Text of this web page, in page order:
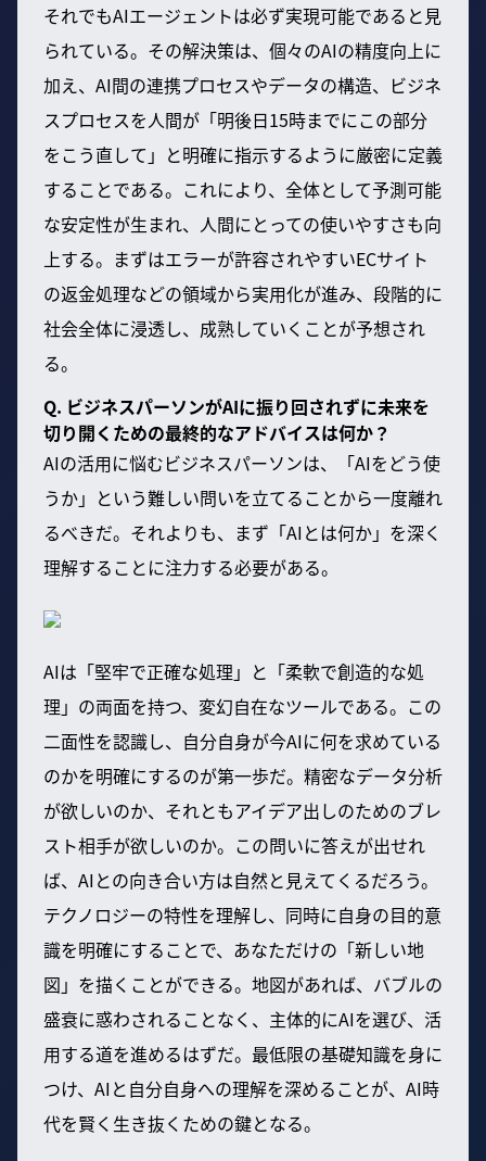
それでもAIエージェントは必ず実現可能であると見
られている。その解決策は、個々のAIの精度向上に
加え、AI間の連携プロセスやデータの構造、ビジネ
スプロセスを人間が「明後日15時までにこの部分
をこう直して」と明確に指示するように厳密に定義
することである。これにより、全体として予測可能
な安定性が生まれ、人間にとっての使いやすさも向
上する。まずはエラーが許容されやすいECサイト
の返金処理などの領域から実用化が進み、段階的に
社会全体に浸透し、成熟していくことが予想され
る。
Q. ビジネスパーソンがAIに振り回されずに未来を
切り開くための最終的なアドバイスは何か？
AIの活用に悩むビジネスパーソンは、「AIをどう使
うか」という難しい問いを立てることから一度離れ
るべきだ。それよりも、まず「AIとは何か」を深く
理解することに注力する必要がある。
AIは「堅牢で正確な処理」と「柔軟で創造的な処
理」の両面を持つ、変幻自在なツールである。この
二面性を認識し、自分自身が今AIに何を求めている
のかを明確にするのが第一歩だ。精密なデータ分析
が欲しいのか、それともアイデア出しのためのブレ
スト相手が欲しいのか。この問いに答えが出せれ
ば、AIとの向き合い方は自然と見えてくるだろう。
テクノロジーの特性を理解し、同時に自身の目的意
識を明確にすることで、あなただけの「新しい地
図」を描くことができる。地図があれば、バブルの
盛衰に惑わされることなく、主体的にAIを選び、活
用する道を進めるはずだ。最低限の基礎知識を身に
つけ、AIと自分自身への理解を深めることが、AI時
代を賢く生き抜くための鍵となる。